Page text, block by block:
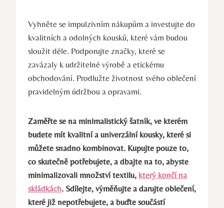
Vyhněte se impulzivním nákupům a investujte do
kvalitních a odolných kousků, které vám budou
sloužit déle. Podporujte značky, které se
zavázaly k udržitelné výrobě a etickému
obchodování. Prodlužte životnost svého oblečení
pravidelným údržbou a opravami.
Zaměřte se na minimalistický šatník, ve kterém
budete mít kvalitní a univerzální kousky, které si
můžete snadno kombinovat. Kupujte pouze to,
co skutečně potřebujete, a dbajte na to, abyste
minimalizovali množství textilu, který končí na
skládkách. Sdílejte, výměňujte a darujte oblečení,
které již nepotřebujete, a buďte součástí